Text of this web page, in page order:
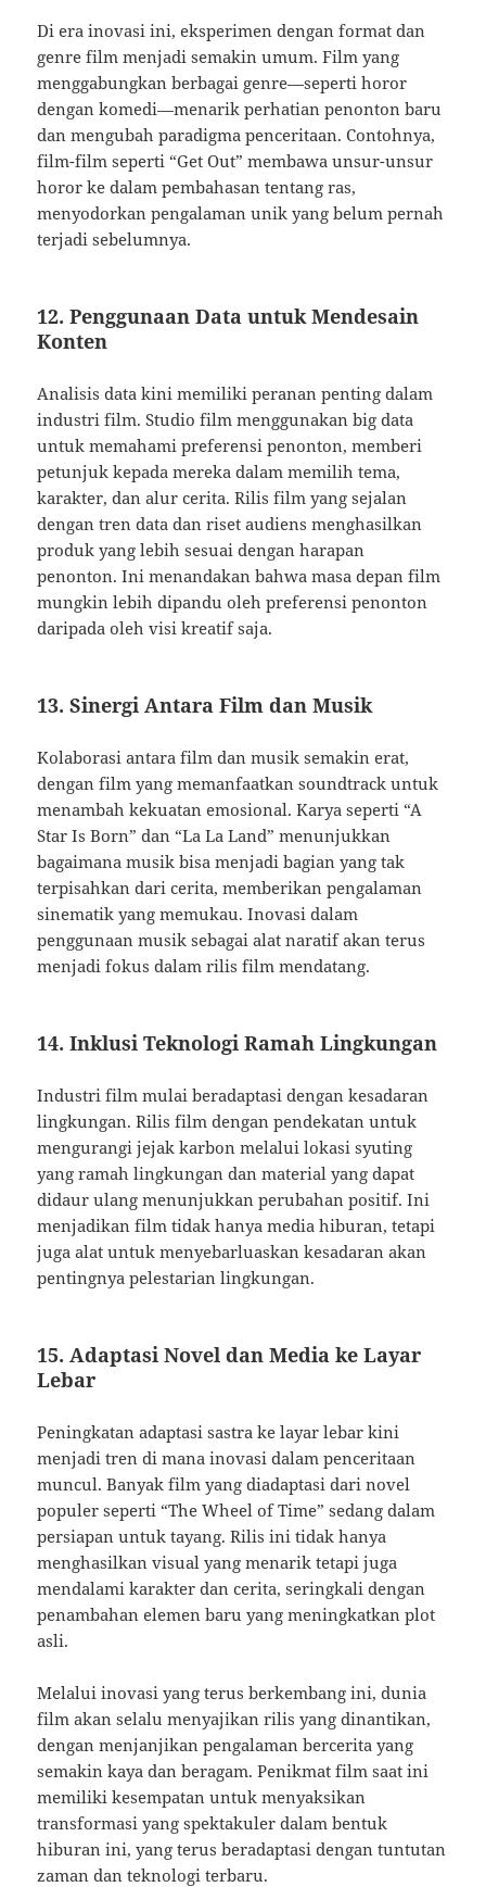
Di era inovasi ini, eksperimen dengan format dan
genre film menjadi semakin umum. Film yang
menggabungkan berbagai genre—seperti horor
dengan komedi—menarik perhatian penonton baru
dan mengubah paradigma penceritaan. Contohnya,
film-film seperti “Get Out” membawa unsur-unsur
horor ke dalam pembahasan tentang ras,
menyodorkan pengalaman unik yang belum pernah
terjadi sebelumnya.
12. Penggunaan Data untuk Mendesain
Konten
Analisis data kini memiliki peranan penting dalam
industri film. Studio film menggunakan big data
untuk memahami preferensi penonton, memberi
petunjuk kepada mereka dalam memilih tema,
karakter, dan alur cerita. Rilis film yang sejalan
dengan tren data dan riset audiens menghasilkan
produk yang lebih sesuai dengan harapan
penonton. Ini menandakan bahwa masa depan film
mungkin lebih dipandu oleh preferensi penonton
daripada oleh visi kreatif saja.
13. Sinergi Antara Film dan Musik
Kolaborasi antara film dan musik semakin erat,
dengan film yang memanfaatkan soundtrack untuk
menambah kekuatan emosional. Karya seperti “A
Star Is Born” dan “La La Land” menunjukkan
bagaimana musik bisa menjadi bagian yang tak
terpisahkan dari cerita, memberikan pengalaman
sinematik yang memukau. Inovasi dalam
penggunaan musik sebagai alat naratif akan terus
menjadi fokus dalam rilis film mendatang.
14. Inklusi Teknologi Ramah Lingkungan
Industri film mulai beradaptasi dengan kesadaran
lingkungan. Rilis film dengan pendekatan untuk
mengurangi jejak karbon melalui lokasi syuting
yang ramah lingkungan dan material yang dapat
didaur ulang menunjukkan perubahan positif. Ini
menjadikan film tidak hanya media hiburan, tetapi
juga alat untuk menyebarluaskan kesadaran akan
pentingnya pelestarian lingkungan.
15. Adaptasi Novel dan Media ke Layar
Lebar
Peningkatan adaptasi sastra ke layar lebar kini
menjadi tren di mana inovasi dalam penceritaan
muncul. Banyak film yang diadaptasi dari novel
populer seperti “The Wheel of Time” sedang dalam
persiapan untuk tayang. Rilis ini tidak hanya
menghasilkan visual yang menarik tetapi juga
mendalami karakter dan cerita, seringkali dengan
penambahan elemen baru yang meningkatkan plot
asli.
Melalui inovasi yang terus berkembang ini, dunia
film akan selalu menyajikan rilis yang dinantikan,
dengan menjanjikan pengalaman bercerita yang
semakin kaya dan beragam. Penikmat film saat ini
memiliki kesempatan untuk menyaksikan
transformasi yang spektakuler dalam bentuk
hiburan ini, yang terus beradaptasi dengan tuntutan
zaman dan teknologi terbaru.